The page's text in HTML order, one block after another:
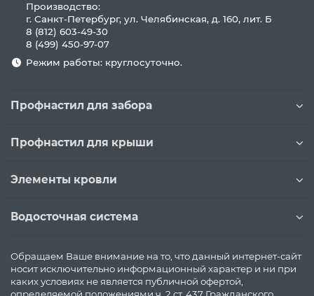
Производство:
г. Санкт-Петербург, ул. Челябинская, д. 160, лит. Б
8 (812) 603-49-30
8 (499) 450-97-07
Режим работы: круглосуточно.
Профнастил для забора
Профнастил для крыши
Элементы кровли
Водосточная система
Обращаем Ваше внимание на то, что данный интернет-сайт
носит исключительно информационный характер и ни при
каких условиях не является публичной офертой,